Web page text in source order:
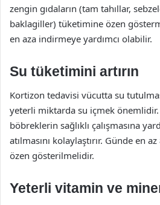
zengin gıdaların (tam tahıllar,
baklagiller) tüketimine özen
en aza indirmeye yardımcı olabilir.
Su tüketimini artırın
Kortizon tedavisi vücutta su
yeterli miktarda su içmek önemlidir.
böbreklerin sağlıklı çalışmasına
atılmasını kolaylaştırır. Günde en
özen gösterilmelidir.
Yeterli vitamin ve